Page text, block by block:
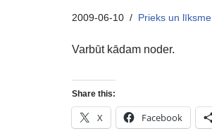
2009-06-10 Prieks un līksme
Varbūt kādam noder.
Share this:
X Facebook